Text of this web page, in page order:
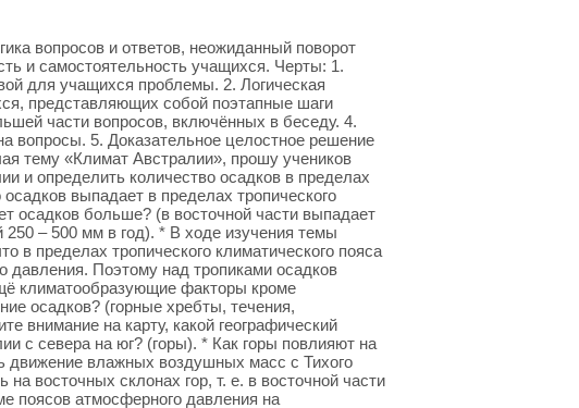
вопросов и ответов, неожиданный поворот
и самостоятельность учащихся. Черты: 1.
для учащихся проблемы. 2. Логическая
представляющих собой поэтапные шаги
части вопросов, включённых в беседу. 4.
вопросы. 5. Доказательное целостное решение
тему «Климат Австралии», прошу учеников
и определить количество осадков в пределах
выпадает в пределах тропического
осадков больше? (в восточной части выпадает
250 – 500 мм в год). * В ходе изучения темы
в пределах тропического климатического пояса
давления. Поэтому над тропиками осадков
климатообразующие факторы кроме
осадков? (горные хребты, течения,
внимание на карту, какой географический
с севера на юг? (горы). * Как горы повлияют на
движение влажных воздушных масс с Тихого
восточных склонах гор, т. е. в восточной части
поясов атмосферного давления на